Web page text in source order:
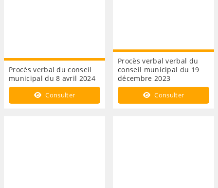
Procès verbal du conseil
municipal du 8 avril 2024
Consulter
Procès verbal verbal du
conseil municipal du 19
décembre 2023
Consulter